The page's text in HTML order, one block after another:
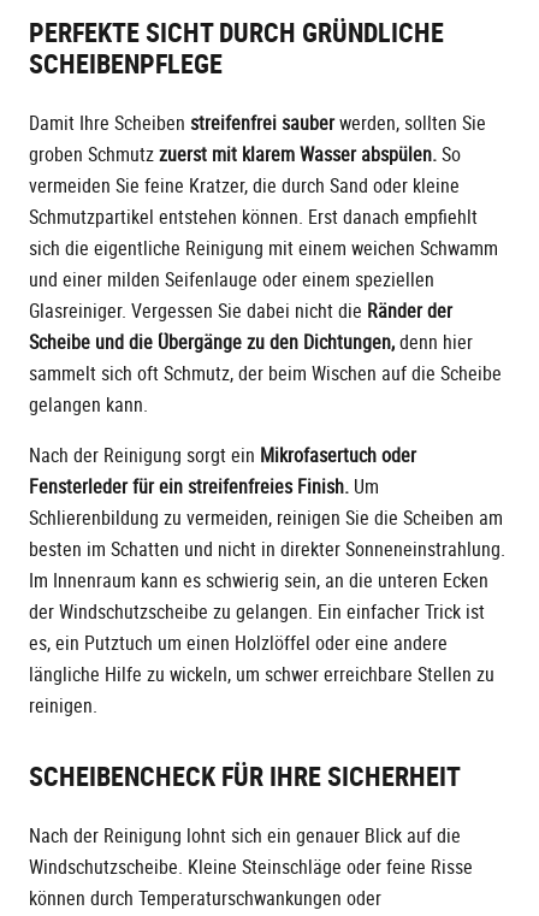
PERFEKTE SICHT DURCH GRÜNDLICHE
SCHEIBENPFLEGE
Damit Ihre Scheiben streifenfrei sauberwerden, sollten Sie
groben Schmutz zuerst mit klarem Wasser abspülen. So
vermeiden Sie feine Kratzer, die durch Sand oder kleine
Schmutzpartikel entstehen können. Erst danach empfiehlt
sich die eigentliche Reinigung mit einem weichen Schwamm
und einer milden Seifenlauge oder einem speziellen
Glasreiniger. Vergessen Sie dabei nicht die Ränder der
Scheibe und die Übergänge zu den Dichtungen, denn hier
sammelt sich oft Schmutz, der beim Wischen auf die Scheibe
gelangen kann.
Nach der Reinigung sorgt ein Mikrofasertuch oder
Fensterleder für ein streifenfreies Finish. Um
Schlierenbildung zu vermeiden, reinigen Sie die Scheiben am
besten im Schatten und nicht in direkter Sonneneinstrahlung.
Im Innenraum kann es schwierig sein, an die unteren Ecken
der Windschutzscheibe zu gelangen. Ein einfacher Trick ist
es, ein Putztuch um einen Holzlöffel oder eine andere
längliche Hilfe zu wickeln, um schwer erreichbare Stellen zu
reinigen.
SCHEIBENCHECK FÜR IHRE SICHERHEIT
Nach der Reinigung lohnt sich ein genauer Blick auf die
Windschutzscheibe. Kleine Steinschläge oder feine Risse
können durch Temperaturschwankungen oder